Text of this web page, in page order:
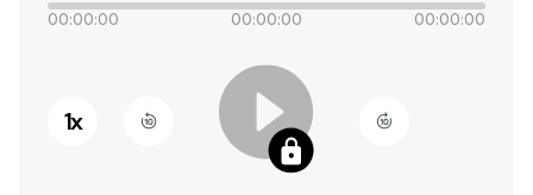
NEWSLETTER
I MIEI PREFERITI
00:00:00 00:00:00 00:00:00
1x